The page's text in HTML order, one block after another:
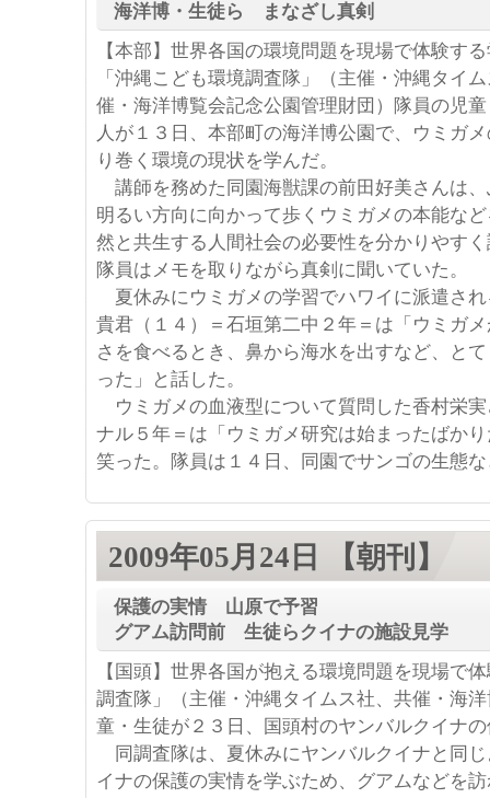
海洋博・生徒ら まなざし真剣
【本部】世界各国の環境問題を現場で体験す
「沖縄こども環境調査隊」（主催・沖縄タイ
催・海洋博覧会記念公園管理財団）隊員の児
人が１３日、本部町の海洋博公園で、ウミガ
り巻く環境の現状を学んだ。
講師を務めた同園海獣課の前田好美さんは、
明るい方向に向かって歩くウミガメの本能な
然と共生する人間社会の必要性を分かりやす
隊員はメモを取りながら真剣に聞いていた。
夏休みにウミガメの学習でハワイに派遣され
貴君（１４）＝石垣第二中２年＝は「ウミガ
さを食べるとき、鼻から海水を出すなど、と
った」と話した。
ウミガメの血液型について質問した香村栄
ナル５年＝は「ウミガメ研究は始まったばか
笑った。隊員は１４日、同園でサンゴの生態
2009年05月24日 【朝刊】
保護の実情 山原で予習
グアム訪問前 生徒らクイナの施設見学
【国頭】世界各国が抱える環境問題を現場で
調査隊」（主催・沖縄タイムス社、共催・海
童・生徒が２３日、国頭村のヤンバルクイナ
同調査隊は、夏休みにヤンバルクイナと同
イナの保護の実情を学ぶため、グアムなどを